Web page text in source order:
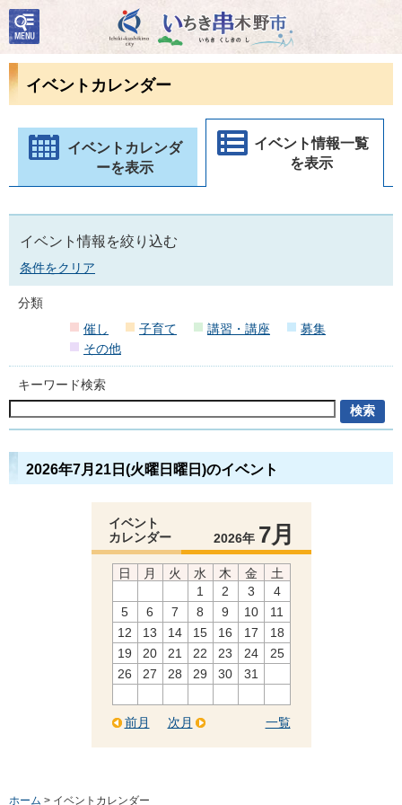
いちき串木野市
検
索・
共通
ューイベントカレンダー
イベントカレンダ
ーを表示
イベント情報一覧
を表示
イベント情報を絞り込む
条件をクリア
分類
催し
子育て 講習・講座
募集
その他
キーワード検索
2026年7月21日(火曜日曜日)のイベント
イベント
カレンダー
2026年 7月
日 月 火 水 木 金
土
1
2 3
4
5
6 7 8 9 10
11
12
13 14 15 16 17
18
19
20 21 22 23 24
25
26
27 28 29 30 31
前月 一覧
次月
ホーム > イベントカレンダー